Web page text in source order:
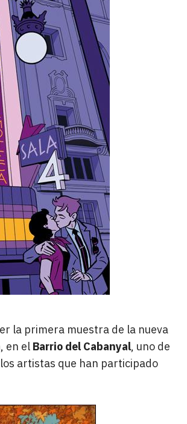
la primera muestra de la nueva
, en el Barrio del Cabanyal, uno de
artistas que han participado